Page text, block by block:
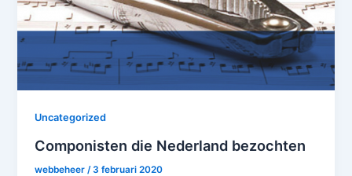
Uncategorized
Componisten die Nederland bezochten
webbeheer/3 februari 2020